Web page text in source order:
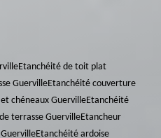
Etanchéité de toit plat
GuervilleEtanchéité couverture
chéneaux GuervilleEtanchéité
terrasse GuervilleEtancheur
Etanchéité ardoise